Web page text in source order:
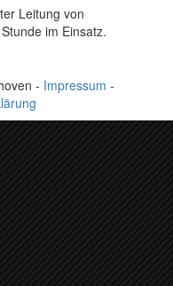
Leitung von
im Einsatz.
- Impressum -